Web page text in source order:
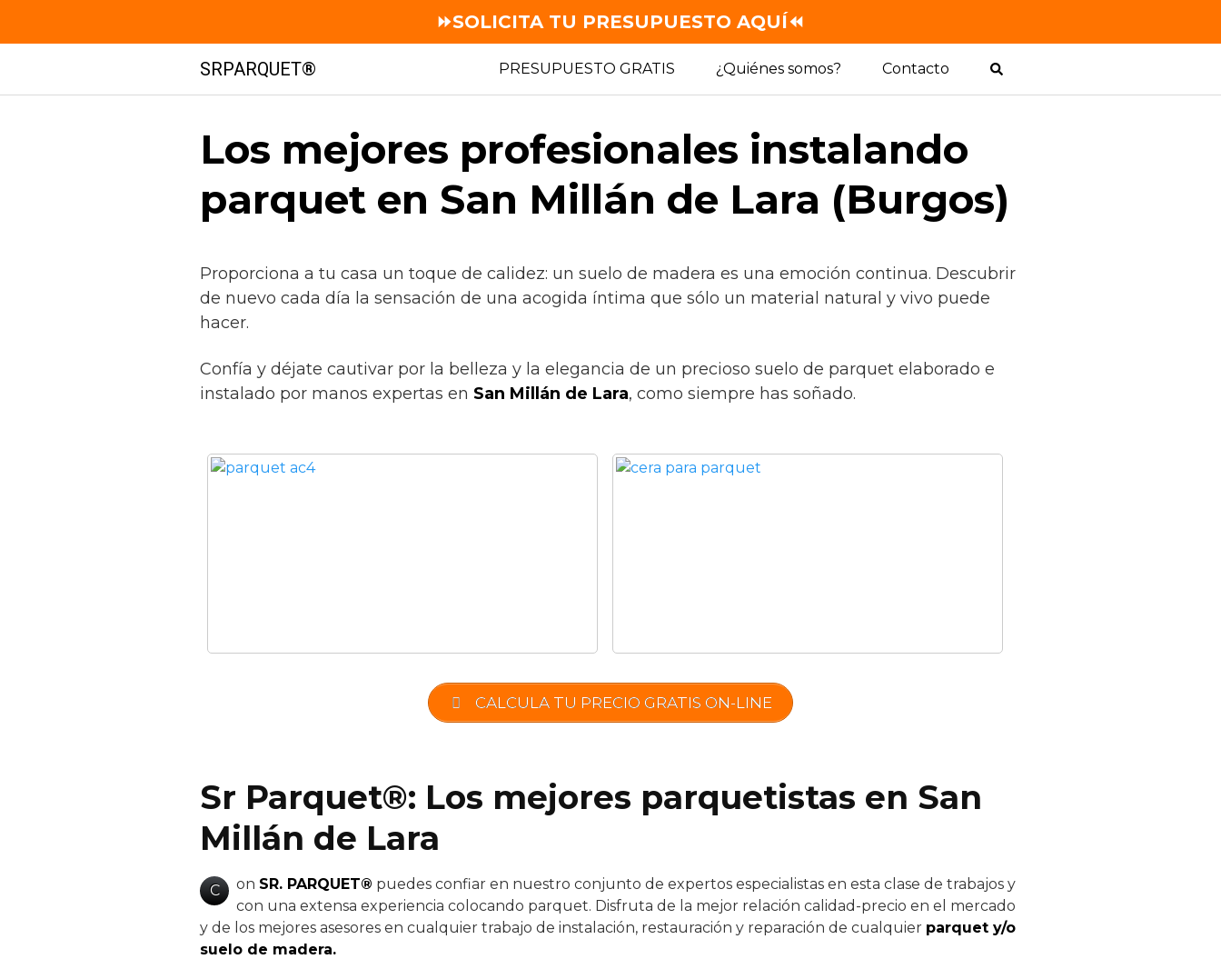
contenido
SRPARQUET® PRESUPUESTO GRATIS ¿Quiénes somos? Contacto
Los mejores profesionales instalando
parquet en San Millán de Lara (Burgos)
Proporciona a tu casa un toque de calidez: un suelo de madera es una emoción continua. Descubrir
de nuevo cada día la sensación de una acogida íntima que sólo un material natural y vivo puede
hacer.
Confía y déjate cautivar por la belleza y la elegancia de un precioso suelo de parquet elaborado e
instalado por manos expertas en San Millán de Lara, como siempre has soñado.
CALCULA TU PRECIO GRATIS ON-LINE
Sr Parquet®: Los mejores parquetistas en San
Millán de Lara
C on SR. PARQUET® puedes confiar en nuestro conjunto de expertos especialistas en esta clase de trabajos y
con una extensa experiencia colocando parquet. Disfruta de la mejor relación calidad-precio en el mercado
y de los mejores asesores en cualquier trabajo de instalación, restauración y reparación de cualquier parquet y/o
suelo de madera.
⏩SOLICITA TU PRESUPUESTO AQUÍ⏪